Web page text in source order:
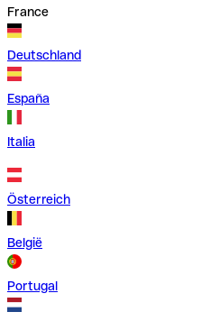
France
Deutschland
España
Italia
Österreich
België
Portugal